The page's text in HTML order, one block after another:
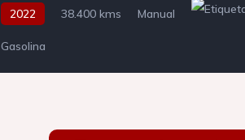
2022 38.400 kms Manual
Gasolina